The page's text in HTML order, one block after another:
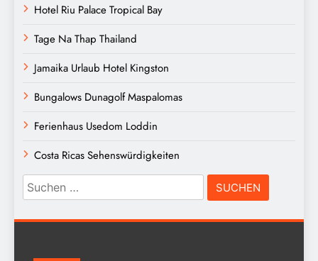
Hotel Riu Palace Tropical Bay
Tage Na Thap Thailand
Jamaika Urlaub Hotel Kingston
Bungalows Dunagolf Maspalomas
Ferienhaus Usedom Loddin
Costa Ricas Sehenswürdigkeiten
Suchen
nach: